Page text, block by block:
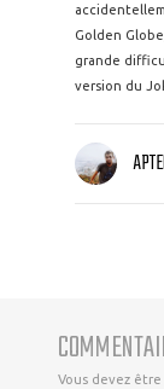
Golden
grande
version du
Vous devez